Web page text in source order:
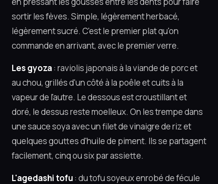
sortir les fèves. Simple, légèrement herbacé,
légèrement sucré. C'est le premier plat qu'on
commande en arrivant, avec le premier verre.
Les gyoza: raviolis japonais à la viande de porc et
au chou, grillés d'un côté à la poêle et cuits à la
vapeur de l'autre. Le dessous est croustillant et
doré, le dessus reste moelleux. On les trempe dans
une sauce soya avec un filet de vinaigre de riz et
quelques gouttes d'huile de piment. Ils se partagent
facilement, cinq ou six par assiette.
L'agedashi tofu: du tofu soyeux enrobé de fécule